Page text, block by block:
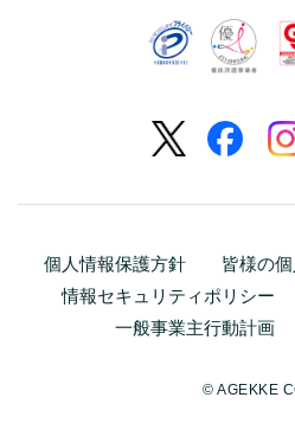
個人情報保護方針
皆様の
情報セキュリティポリシー
一般事業主行動計画
© AGEKKE